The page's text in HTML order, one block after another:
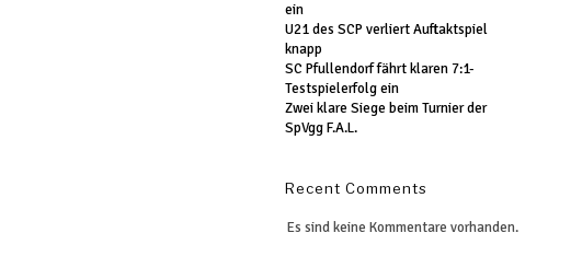
ein
U21 des SCP verliert Auftaktspiel
knapp
SC Pfullendorf fährt klaren 7:1-
Testspielerfolg ein
Zwei klare Siege beim Turnier der
SpVgg F.A.L.
Recent Comments
Es sind keine Kommentare vorhanden.